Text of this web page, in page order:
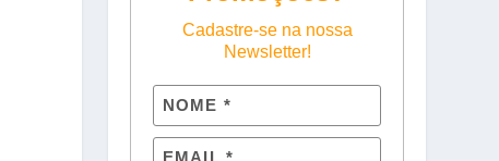
Cadastre-se na nossa
Newsletter!